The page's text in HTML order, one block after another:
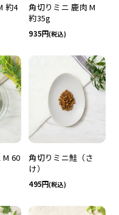
約4
角切りミニ 鹿肉 M
約35g
935 (税込)
M 60
角切りミニ鮭（さ
け）
495 (税込)